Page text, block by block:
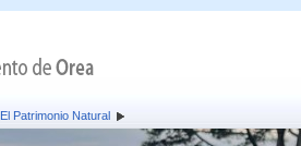
El Patrimonio Natural